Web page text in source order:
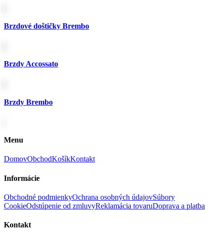
Brzdové doštičky Brembo
Brzdy Accossato
Brzdy Brembo
Menu
DomovObchodKošíkKontakt
Informácie
Obchodné podmienkyOchrana osobných údajovSúbory
CookieOdstúpenie od zmluvyReklamácia tovaruDoprava a platba
Kontakt